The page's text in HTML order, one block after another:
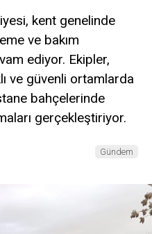
kent genelinde
ve bakım
ediyor. Ekipler,
ve güvenli ortamlarda
bahçelerinde
gerçekleştiriyor.
Gündem